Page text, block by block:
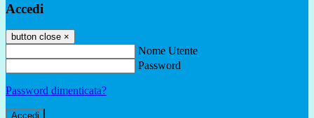
Accedi
button close ×
Nome Utente
Password
Password dimenticata?